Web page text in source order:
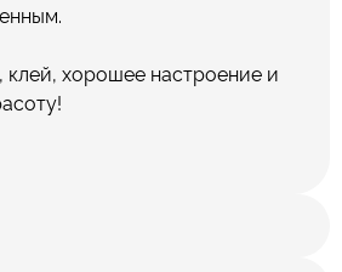
хорошее настроение и